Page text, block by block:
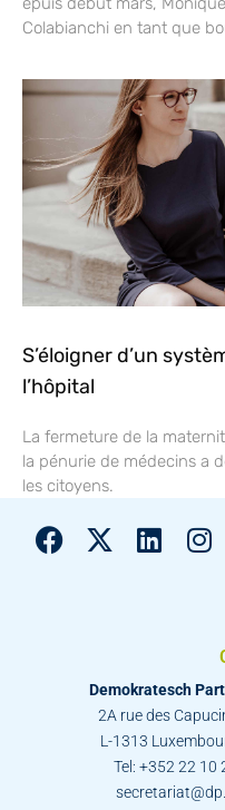
Colabianchi en tant que
S’éloigner d’un
l’hôpital
La fermeture de la
la pénurie de médecins a
les citoyens.
Demokratesch
2A rue des
L-1313
Tel: +352 22 10